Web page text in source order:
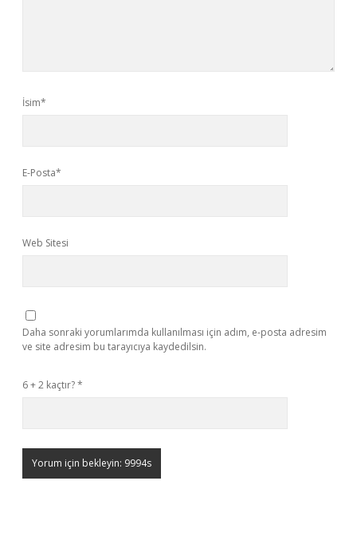
İsim*
E-Posta*
Web Sitesi
Daha sonraki yorumlarımda kullanılması için adım, e-posta adresim
ve site adresim bu tarayıcıya kaydedilsin.
6 + 2 kaçtır?*